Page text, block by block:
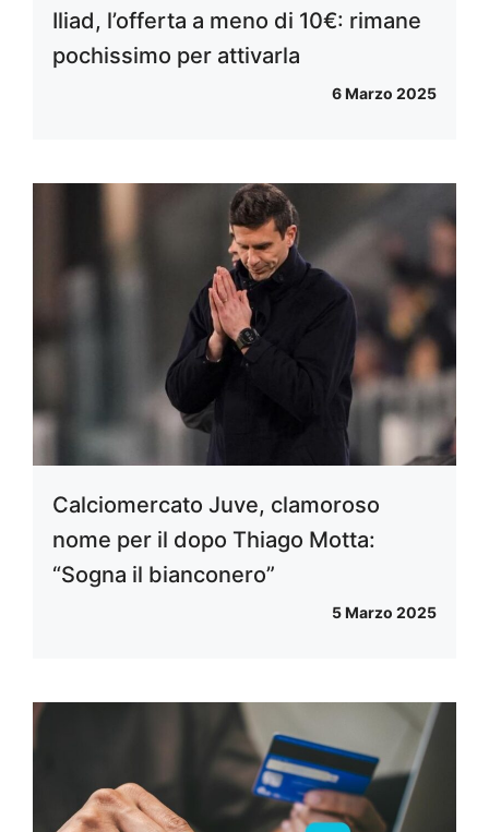
Iliad, l’offerta a meno di 10€: rimane
pochissimo per attivarla
6 Marzo 2025
Calciomercato Juve, clamoroso
nome per il dopo Thiago Motta:
“Sogna il bianconero”
5 Marzo 2025